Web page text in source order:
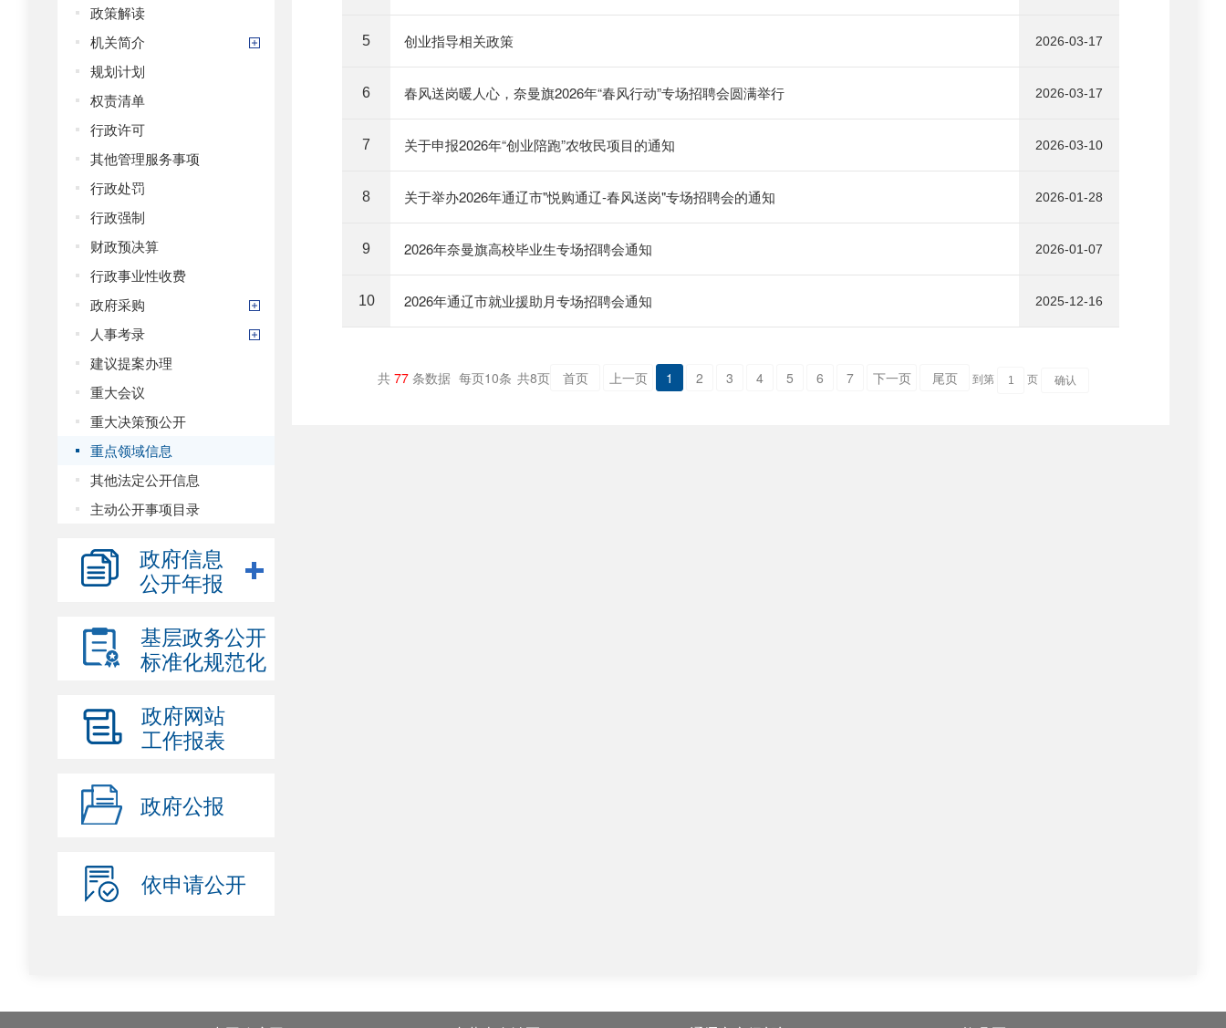
政策解读
机关简介
规划计划
权责清单
行政许可
其他管理服务事项
行政处罚
行政强制
财政预决算
行政事业性收费
政府采购
人事考录
建议提案办理
重大会议
重大决策预公开
重点领域信息
其他法定公开信息
主动公开事项目录
政府信息
公开年报
基层政务公开
标准化规范化
政府网站
工作报表
政府公报
依申请公开
5 创业指导相关政策 2026-03-17
6 春风送岗暖人心，奈曼旗2026年“春风行动”专场招聘会圆满举行 2026-03-17
7 关于申报2026年“创业陪跑”农牧民项目的通知 2026-03-10
8 关于举办2026年通辽市"悦购通辽-春风送岗"专场招聘会的通知 2026-01-28
9 2026年奈曼旗高校毕业生专场招聘会通知 2026-01-07
10 2026年通辽市就业援助月专场招聘会通知 2025-12-16
共 77 条数据 每页10条 共8页 首页 上一页 1 2 3 4 5 6 7 下一页 尾页 到第 页